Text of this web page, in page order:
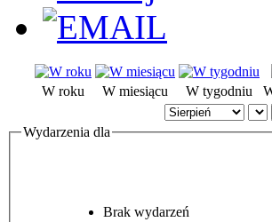
W roku W miesiącu W tygodniu
Wydarzenia dla
Brak wydarzeń